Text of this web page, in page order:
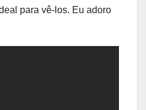
para vê-los. Eu adoro